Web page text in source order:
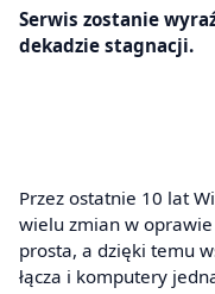
Serwis zostanie
dekadzie stagnacji.
Przez ostatnie 10 lat
wielu zmian w oprawie
prosta, a dzięki temu
łącza i komputery